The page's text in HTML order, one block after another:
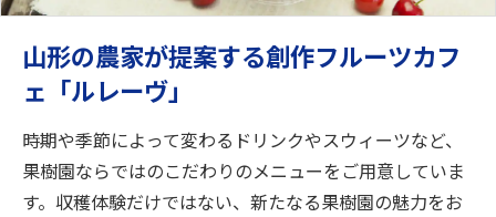
山形の農家が提案する創作フルーツカフ
ェ「ルレーヴ」
時期や季節によって変わるドリンクやスウィーツなど、
果樹園ならではのこだわりのメニューをご用意していま
す。収穫体験だけではない、新たなる果樹園の魅力をお